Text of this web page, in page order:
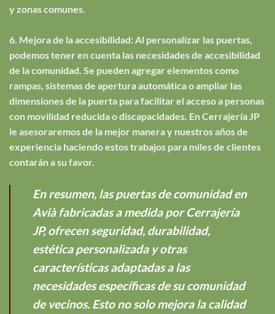
y zonas comunes.
6. Mejora de la accesibilidad: Al personalizar las puertas,
podemos tener en cuenta las necesidades de accesibilidad
de la comunidad. Se pueden agregar elementos como
rampas, sistemas de apertura automática o ampliar las
dimensiones de la puerta para facilitar el acceso a personas
con movilidad reducida o discapacidades. En Cerrajería JP
le asesoraremos de la mejor manera y nuestros años de
experiencia haciendo estos trabajos para miles de clientes
contarán a su favor.
En resumen, las puertas de comunidad en
Avià fabricadas a medida por Cerrajería
JP, ofrecen seguridad, durabilidad,
estética personalizada y otras
características adaptadas a las
necesidades específicas de su comunidad
de vecinos. Esto no solo mejora la calidad